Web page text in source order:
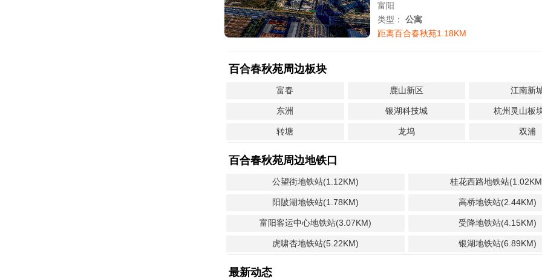
富阳
类型： 公寓
距离百合春秋苑1.18KM
百合春秋苑周边板块
富春 鹿山新区 江南新
东洲 银湖科技城 杭州灵山板
转塘 龙坞 双浦
百合春秋苑周边地铁口
公望街地铁站(1.12KM) 桂花西路地铁站
阳陂湖地铁站(1.78KM) 高桥地铁站(2.44KM)
富阳客运中心地铁站(3.07KM) 受降地铁站(4.15KM)
虎啸杏地铁站(5.22KM) 银湖地铁站(6.89KM)
最新动态